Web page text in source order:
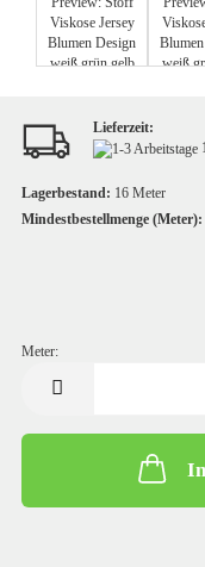
Lieferzeit:
Lagerbestand: 16 Meter
Mindestbestellmenge (Meter):
Meter: